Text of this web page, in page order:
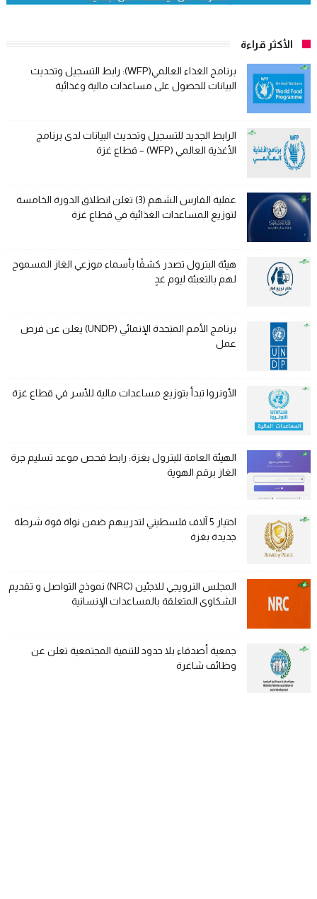
الأكثر قراءة
برنامج الغذاء العالمي(WFP): رابط التسجيل وتحديث
البيانات للحصول على مساعدات مالية وغذائية
الرابط الجديد للتسجيل وتحديث البيانات لدى برنامج
الأغذية العالمي (WFP) – قطاع غزة
عملية الفارس الشهم (3) تعلن انطلاق الدورة الخامسة
لتوزيع المساعدات الغذائية في قطاع غزة
هيئة البترول تصدر كشفًا بأسماء موزعي الغاز المسموح
لهم بالتعبئة ليوم غدٍ
برنامج الأمم المتحدة الإنمائي (UNDP) يعلن عن فرص
عمل
الأونروا تبدأ بتوزيع مساعدات مالية للأسر في قطاع غزة
الهيئة العامة للبترول بغزة: رابط فحص موعد تسليم جرة
الغاز برقم الهوية
اختيار 5 آلاف فلسطيني لتدريبهم ضمن نواة قوة شرطة
جديدة بغزة
المجلس النرويجي للاجئين (NRC) نموذج التواصل و تقديم
الشكاوى المتعلقة بالمساعدات الإنسانية
جمعية أصدقاء بلا حدود للتنمية المجتمعية تعلن عن
وظائف شاغرة